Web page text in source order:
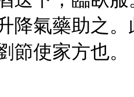
降氣藥助之
節使家方也。